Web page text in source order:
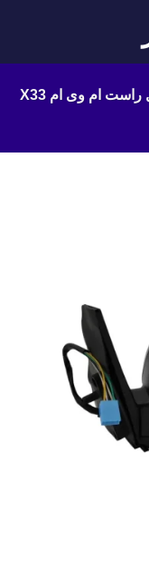
آینه بغل راست ام وی ام X33